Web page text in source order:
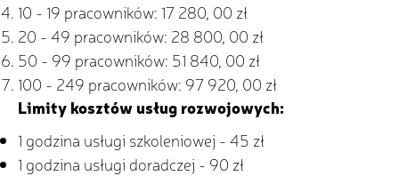
10 - 19 pracowników: 17 280, 00 zł
20 - 49 pracowników: 28 800, 00 zł
50 - 99 pracowników: 51 840, 00 zł
100 - 249 pracowników: 97 920, 00 zł
Limity kosztów usług rozwojowych:
1 godzina usługi szkoleniowej - 45 zł
1 godzina usługi doradczej - 90 zł